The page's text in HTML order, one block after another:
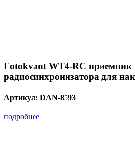
Fotokvant WT4-RC приемник
радиосинхронизатора для
Артикул: DAN-8593
подробнее